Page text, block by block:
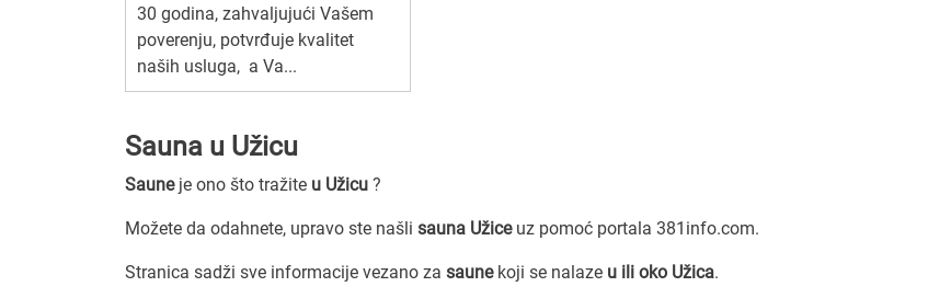
30 godina, zahvaljujući Vašem
poverenju, potvrđuje kvalitet
naših usluga, a Va...
Sauna u Užicu
Sauneje ono što tražite u Užicu ?
Možete da odahnete, upravo ste našli sauna Užiceuz pomoć portala 381info.com.
Stranica sadži sve informacije vezano za saunekoji se nalaze u ili oko Užica.